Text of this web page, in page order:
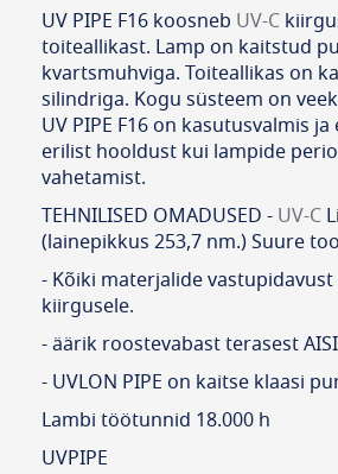
UV PIPE F16 koosneb UV-C
toiteallikast. Lamp on kaitstud
kvartsmuhviga. Toiteallikas on
silindriga. Kogu süsteem on
UV PIPE F16 on kasutusvalmis
erilist hooldust kui lampide
vahetamist.
TEHNILISED OMADUSED - UV-C
(lainepikkus 253,7 nm.) Suure
- Kõiki materjalide
kiirgusele.
- äärik roostevabast terasest
- UVLON PIPE on kaitse klaasi
Lambi töötunnid 18.000 h
UVPIPE